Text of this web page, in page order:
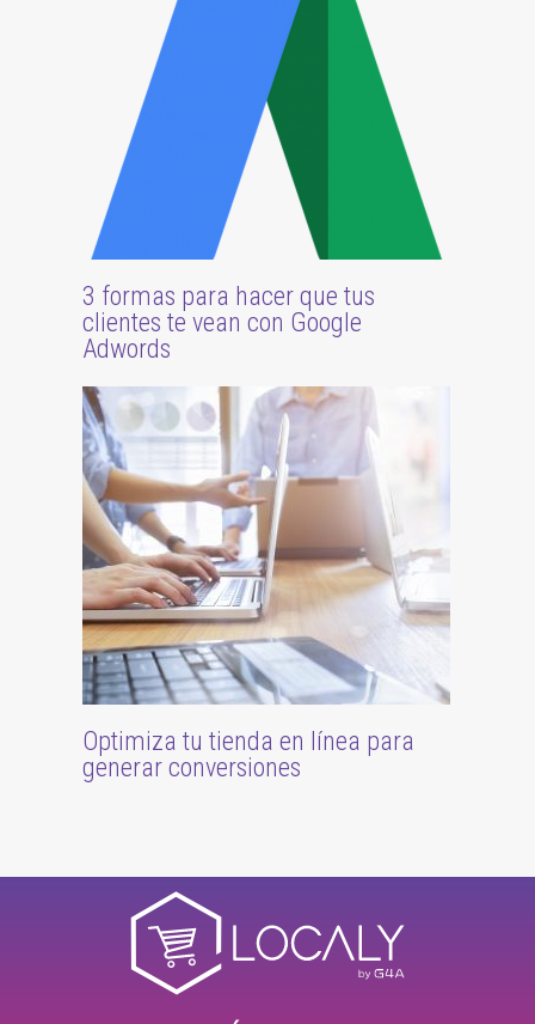
3 formas para hacer que tus
clientes te vean con Google
Adwords
Optimiza tu tienda en línea para
generar conversiones